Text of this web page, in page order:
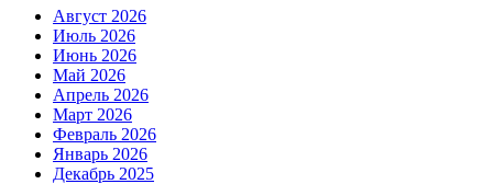
Август 2026
Июль 2026
Июнь 2026
Май 2026
Апрель 2026
Март 2026
Февраль 2026
Январь 2026
Декабрь 2025